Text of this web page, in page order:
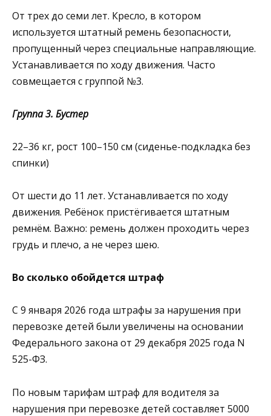
От трех до семи лет. Кресло, в котором
используется штатный ремень безопасности,
пропущенный через специальные направляющие.
Устанавливается по ходу движения. Часто
совмещается с группой №3.
Группа 3. Бустер
22–36 кг, рост 100–150 см (сиденье-подкладка без
спинки)
От шести до 11 лет. Устанавливается по ходу
движения. Ребёнок пристёгивается штатным
ремнём. Важно: ремень должен проходить через
грудь и плечо, а не через шею.
Во сколько обойдется штраф
С 9 января 2026 года штрафы за нарушения при
перевозке детей были увеличены на основании
Федерального закона от 29 декабря 2025 года N
525-ФЗ.
По новым тарифам штраф для водителя за
нарушения при перевозке детей составляет 5000